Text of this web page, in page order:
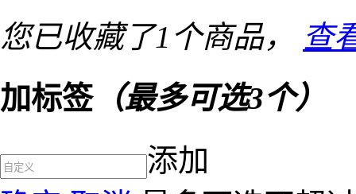
您已收藏了1 个商品，
查
加标签（最多可选3个）
添加